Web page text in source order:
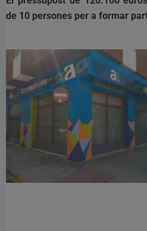
de 10 persones per a formar